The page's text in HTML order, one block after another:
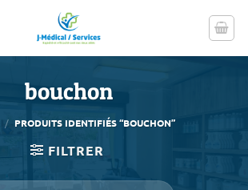
bouchon
/ PRODUITS IDENTIFIÉS “BOUCHON”
FILTRER